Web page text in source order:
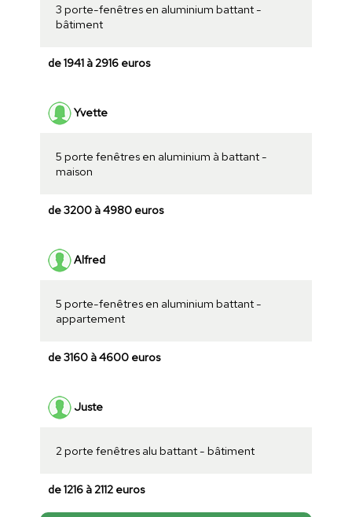
3 porte-fenêtres en aluminium battant -
bâtiment
de 1941 à 2916 euros
Yvette
5 porte fenêtres en aluminium à battant -
maison
de 3200 à 4980 euros
Alfred
5 porte-fenêtres en aluminium battant -
appartement
de 3160 à 4600 euros
Juste
2 porte fenêtres alu battant - bâtiment
de 1216 à 2112 euros